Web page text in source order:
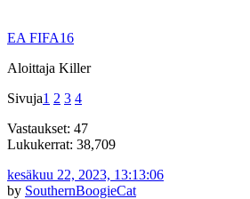
EA FIFA16
Aloittaja Killer
Sivuja1 2 3 4
Vastaukset: 47
Lukukerrat: 38,709
kesäkuu 22, 2023, 13:13:06
by SouthernBoogieCat